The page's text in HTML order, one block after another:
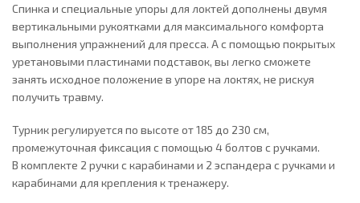
Спинка и специальные упоры для локтей дополнены двумя
вертикальными рукоятками для максимального комфорта
выполнения упражнений для пресса. А с помощью покрытых
уретановыми пластинами подставок, вы легко сможете
занять исходное положение в упоре на локтях, не рискуя
получить травму.
Турник регулируется по высоте от 185 до 230 см,
промежуточная фиксация с помощью 4 болтов с ручками.
В комплекте 2 ручки с карабинами и 2 эспандера с ручками и
карабинами для крепления к тренажеру.